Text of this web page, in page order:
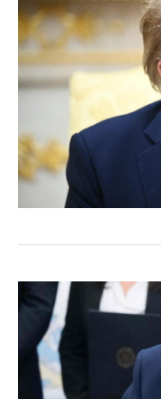
COMMERCE